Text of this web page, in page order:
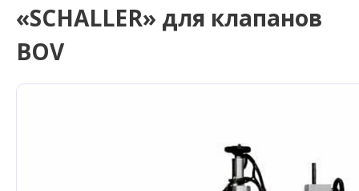
«SCHALLER» для клапанов
BOV